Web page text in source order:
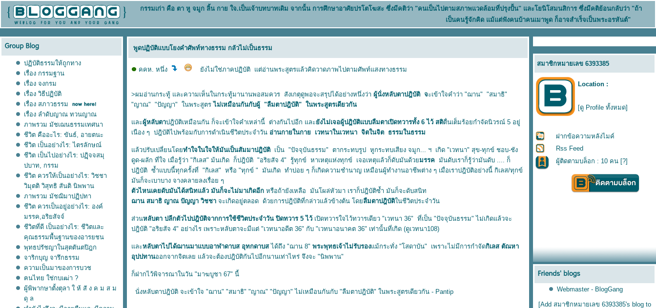
กรรมเก่า คือ ตา หู จมูก ลิ้น กาย ใจ.เป็นเจ้าบทบาทเดิม จากนั้น การศึกษาอาศัยปรโตโฆสะ ซึ่งมีคติว่า "คนเป็นไปตามสภาพแวดล้อมที่ปรุงปั้น" และโยนิโสมนสิการ ซึ่งมีคติย้อนกลับว่า "ถ้า
เป็นคนรู้จักคิด แม้แต่ฟังคนบ้าคนเมาพูด ก็อาจสำเร็จเป็นพระอรหันต์"
ปฏิบัติธรรมให้ถูกทาง
เรื่อง กรรมฐาน
เรื่อง จงกรม
เรื่อง วิธีปฏิบัติ
เรื่อง สภาวธรรม
เรื่อง ลำดับญาณ ทวนญาณ
ภาพรวม มัชเฌนธรรมเทศนา
ชีวิต คืออะไร: ขันธ์, อายตนะ
ชีวิต เป็นอย่างไร: ไตรลักษณ์
ชีวิต เป็นไปอย่างไร: ปฏฺิจจสมุ
ปบาท, กรรม
ชีวิต ควรให้เป็นอย่างไร: วิชชา
วิมุตติ วิสุทธิ สันติ นิพพาน
ภาพรวม มัชฌิมาปฏิปทา
ชีวิต ควรเป็นอยู่อย่างไร: องค์
มรรค,อริยสัจจ์
ชีวิตที่ดี เป็นอย่างไร: ชีวิตและ
คุณธรรมพื้นฐานของอารยชน
พุทธปรัชญาในสุตตันตปิฎก
จาริกบุญ จารึกธรรม
ความเป็นมาของการบวช
ฅนไทย ใช่กบเฒ่า ?
ผู้พิพากษาตั้งตุลา ใ ห้ สั ง ค ม ส ม
ดุ ล
พูดปฏิบัติแบบโยงคำศัพท์ทางธรรม กลัวไม่เป็นธรรม
คคห. หนึ่ง ังไม่ใช่ภาคปฏิบัติ แต่อ่านพระสูตรแล้วคิดวาดภาพไปตามศัพท์แสงทางธรรม
>ผมอ่านกระทู้ และความเห็นในกระทู้มานานพอสมควร สังเกตุดูพอจะสรุปได้อย่างหนึ่งว่า ผู้นั่งหลับตาปฎิบัติ จะเข้าใจคำว่า "ฌาน" "สมาธิ"
"ญาณ" "ปัญญา" ในพระสูตรไม่เหมือนกันกับผู้ "ลืมตาปฎิบัติ" ในพระสูตรเดียวกัน
ละผู้หลับตาปฎิบัติเหมือนกัน ก็จะเข้าใจคำเหล่านี้ ต่างกันไปอีก และังไม่เจอผู้ปฎิบัติแบบลืมตาเปิดทวารทั้ง 6 ไว้ สติตื่นเต็มร้อยกำจัดนิวรณ์ 5 อยู่
เนือง ๆ ปฎิบัติไปพร้อมกับการดำเนินชีวิตประจำวัน อ่านกายในกาย เวทนาในเวทนา จิตในจิต ธรรมในธรรม
ล้วปรับเปลี่ยนโดทำใจในใจให้มันเป็นสัมมาปฎิบัติ เป็น "ปัจจุบันธรรม" ตากระทบรูป หูกระทบเสียง จมูก... ฯ เกิด "เวทนา" สุข-ทุกข์ ชอบ-ชัง
ดูด-ผลัก ที่ใจ เมื่อรู้ว่า "กิเลส" ม้นเกิด ก็ปฎิบัติ "อริยสัจ 4" รู้ทุกข์ หาเหตุแห่งทุกข์ เจอเหตุแล้วก็ดับมันด้วมรรค มันดับเราก็รู้ว่ามันดับ .... ก็
ปฎิบัติ ซ้ำแบบนี้ทุกครั้งที่ "กิเลส" หรือ "ทุกข์ " มันเกิด ทำบ่อย ๆ ก็เกิดความชำนาญ เหมือนผู้ทำงานอาชีพต่าง ๆ เมื่อเราปฎิบัติอย่างนี้ กิเลส/ทุกข์
มันก็จะเบาบาง จางคลายลงเรื่อย ๆ
ตัวไหนเคยดับมันได้สนิทแล้ว มันก็จะไม่มาเกิดอีก หรือถ้ายังเหลือ มันโผล่หัวมา เราก็ปฎิบัติซ้ำ มันก็จะดับสนิท
ฌาน สมาธิ ญาณ ปัญญา วิชชา จะเกิดอยู่ตลอด ด้วยการปฎิบัติที่กล่าวแล้วข้างต้น โดลืมตาปฎิบัตินชีวิตประจำวัน
ส่วนหลับตา ปลีกตัวไปปฎิบัติจากการใช้ชีวิตประจำวัน ปิดทวาร 5 ไว้ เปิดทวารใจไว้ทวารเดียว "เวทนา 36" ที่เป็น "ปัจจุบันธรรม" ไม่เกิดแล้วจะ
ปฎิบัติ "อริยสัจ 4" อย่างไร เพราะหลับตาจะมีแต่ "เวทนาอดีต 36" กับ "เวทนาอนาคต 36" เท่านั้นที่เกิด (ดูเวทนา108)
ละหลับตาไปได้ฌานมาแบบอาฬาดาบส อุทกดาบสได้ถึง "ฌาน 8" พระพุทธเจ้าไม่รับรองม้กระทั่ง "โสดาบัน" เพราะไม่มีการกำจัดกิเลส ตัณหา
อุปปทานออกจากจิตเลย แล้วจะต้องปฎิบัติกันไปอีกนานเท่าไหร่ จึงจะ "นิพพาน"
ก็ฝากไว้พิจารณาในวัน "มาฆบูชา 67" นี้
นั่งหลับตาปฎิบัติ จะเข้าใจ "ฌาน" "สมาธิ" "ญาณ" "ปัญญา" ไม่เหมือนกันกับ "ลืมตาปฎิบัติ" ในพระสูตรเดียวกัน - Pantip
สมาชิกหมายเลข 6393385
Location :
[ดู Profile ทั้งหมด]
ฝากข้อความหลังไมค์
Rss Feed
ผู้ติดตามบล็อก : 10 คน [?]
Webmaster - BlogGang
[Add สมาชิกหมายเลข 6393385's blog to